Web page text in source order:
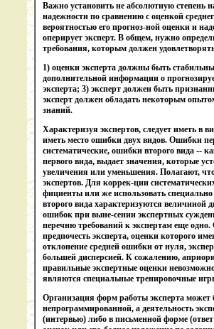
Важно установить не абсолютную степень
надежности по сравнению с оценкой
вероятностью его прогноз-ной оценки и
оперирует эксперт. В общем, нужно
требования, которым должен
1) оценки эксперта должны быть
дополнительной информации о
эксперта; 3) эксперт должен быть
эксперт должен обладать некоторым
знаний.
Характеризуя экспертов, следует иметь в
иметь место ошибки двух видов. Ошибки
систематические, ошибки второго вида --
первого вида, выдает значения, которые
увеличения или уменьшения. Полагают,
экспертов. Для коррек-ции
фициенты или же использовать
второго вида характеризуются величиной
ошибок при выне-сении экспертных
перечню требований к экспертам еще одно.
предпочесть эксперта, оценки которого
отклонение средней ошибки от нуля,
большей дисперсией. К сожалению,
правильные экспертные оценки
являются специальные тренировочные
Организация форм работы эксперта
непрограммированной, а деятельность
(интервью) либо в письменной форме